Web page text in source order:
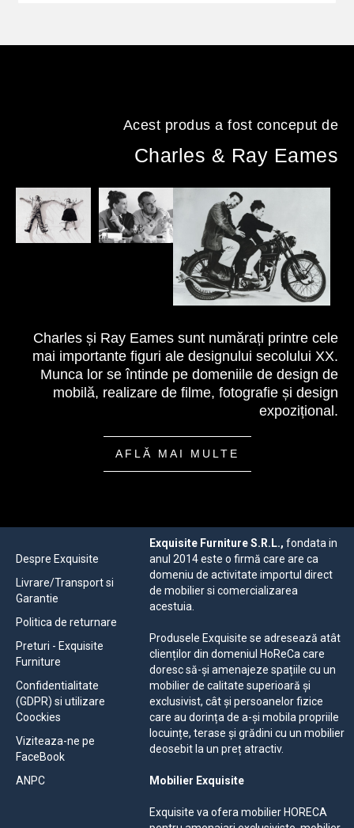
Acest produs a fost conceput de
Charles & Ray Eames
Charles și Ray Eames sunt numărați printre cele
mai importante figuri ale designului secolului XX.
Munca lor se întinde pe domeniile de design de
mobilă, realizare de filme, fotografie și design
expozițional.
AFLĂ MAI MULTE
Despre Exquisite
Livrare/Transport si
Garantie
Politica de returnare
Preturi - Exquisite
Furniture
Confidentialitate
(GDPR) si utilizare
Coockies
Viziteaza-ne pe
FaceBook
ANPC
Exquisite Furniture S.R.L.,fondata in
anul 2014 este o firmă care are ca
domeniu de activitate importul direct
de mobilier si comercializarea
acestuia.
Produsele Exquisite se adresează atât
clienților din domeniul HoReCa care
doresc să-și amenajeze spațiile cu un
mobilier de calitate superioară și
exclusivist, cât și persoanelor fizice
care au dorința de a-și mobila propriile
locuințe, terase și grădini cu un mobilier
deosebit la un preț atractiv.
Mobilier Exquisite
Exquisite va ofera mobilier HORECA